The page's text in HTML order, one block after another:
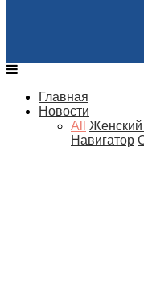
Главная
Новости
All
Женский
Навигатор